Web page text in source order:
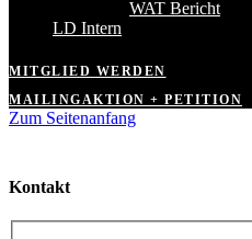
WAT Bericht
LD Intern
MITGLIED WERDEN
MAILINGAKTION + PETITION
Zum Seitenanfang
Kontakt